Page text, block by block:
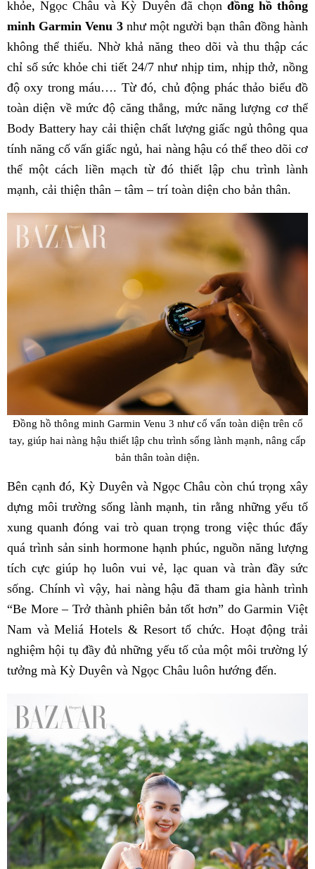
khỏe, Ngọc Châu và Kỳ Duyên đã chọn đồng hồ thông
minh Garmin Venu 3như một người bạn thân đồng hành
không thể thiếu. Nhờ khả năng theo dõi và thu thập các
chỉ số sức khỏe chi tiết 24/7 như nhịp tim, nhịp thở, nồng
độ oxy trong máu…. Từ đó, chủ động phác thảo biểu đồ
toàn diện về mức độ căng thẳng, mức năng lượng cơ thể
Body Battery hay cải thiện chất lượng giấc ngủ thông qua
tính năng cố vấn giấc ngủ, hai nàng hậu có thể theo dõi cơ
thể một cách liền mạch từ đó thiết lập chu trình lành
mạnh, cải thiện thân – tâm – trí toàn diện cho bản thân.
Đồng hồ thông minh Garmin Venu 3 như cố vấn toàn diện trên cổ
tay, giúp hai nàng hậu thiết lập chu trình sống lành mạnh, nâng cấp
bản thân toàn diện.
Bên cạnh đó, Kỳ Duyên và Ngọc Châu còn chú trọng xây
dựng môi trường sống lành mạnh, tin rằng những yếu tố
xung quanh đóng vai trò quan trọng trong việc thúc đẩy
quá trình sản sinh hormone hạnh phúc, nguồn năng lượng
tích cực giúp họ luôn vui vẻ, lạc quan và tràn đầy sức
sống. Chính vì vậy, hai nàng hậu đã tham gia hành trình
“Be More – Trở thành phiên bản tốt hơn” do Garmin Việt
Nam và Meliá Hotels & Resort tổ chức. Hoạt động trải
nghiệm hội tụ đầy đủ những yếu tố của một môi trường lý
tưởng mà Kỳ Duyên và Ngọc Châu luôn hướng đến.